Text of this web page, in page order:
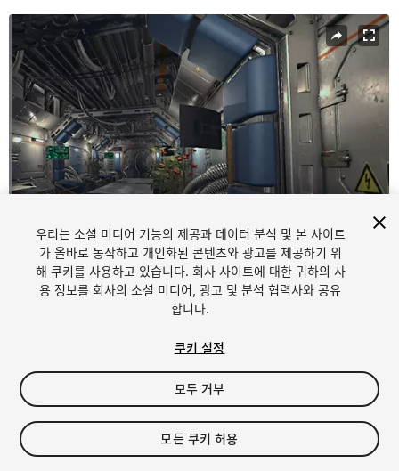
현재 슬라이드: 1 / 5
/5
$4.99
우리는 소셜 미디어 기능의 제공과 데이터 분석 및 본 사이트
가 올바로 동작하고 개인화된 콘텐츠와 광고를 제공하기 위
해 쿠키를 사용하고 있습니다. 회사 사이트에 대한 귀하의 사
용 정보를 회사의 소셜 미디어, 광고 및 분석 협력사와 공유
합니다.
쿠키 설정
모두 거부
모든 쿠키 허용